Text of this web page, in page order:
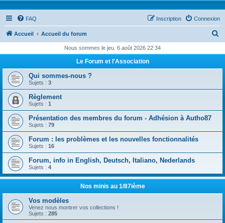
FAQ Connexion
Inscription
Accueil Accueil du forum
h
Nous sommes le jeu. 6 août 2026 22:34
Le Forum et l'Association
Qui sommes-nous ?
Sujets : 3
Règlement
Sujets : 1
Présentation des membres du forum - Adhésion à Autho87
Sujets : 79
Forum : les problèmes et les nouvelles fonctionnalités
Sujets : 16
Forum, info in English, Deutsch, Italiano, Nederlands
Sujets : 4
Nos minis au 1/87ième
Vos modèles
Venez nous montrer vos collections !
Sujets : 285